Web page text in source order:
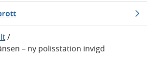
/
– ny polisstation invigd